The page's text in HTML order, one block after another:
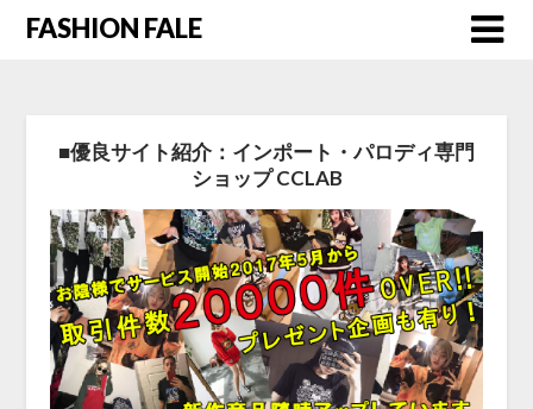
FASHION FALE
■優良サイト紹介：インポート・パロディ専門
ショップ CCLAB